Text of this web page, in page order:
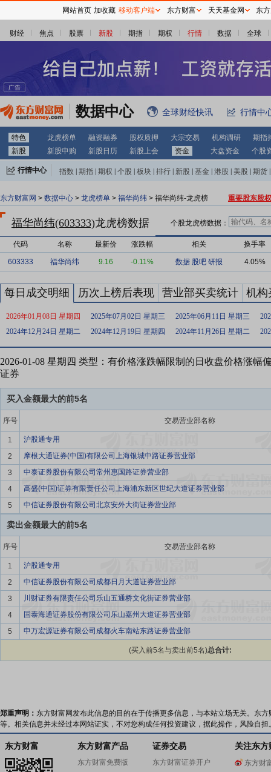
财经 焦点 股票 新股 期指 期权 行情 数据 全球
数据中心 全球财经快讯 行情中
特色 龙虎榜单 融资融券 股权质押 大宗交易 机构调研
期指
新股
新股申购 新股日历 新股上会 资金 大盘资金 个股
行情中心 指数 期指 期权 个股 板块 排行 新股 基金 港股 美股 期货
东方财富网 > 数据中心 > 龙虎榜单 > 福华尚纬 > 福华尚纬-龙虎榜 重要股东股
福华尚纬(603333)龙虎榜数据 个股龙虎榜数据：
代码 名称 最新价 涨跌幅 相关 换手率
603333 福华尚纬 9.16 -0.11% 数据 股吧 研报 4.05%
每日成交明细 历次上榜后表现 营业部买卖统计 机构
2026年01月08日 星期四 2025年07月02日 星期三 2025年06月11日 星期三
2024年12月24日 星期二
2024年12月19日 星期四 2024年11月26日 星期二
2026-01-08 星期四 类型：有价格涨跌幅限制的日收盘价格涨幅
证券
买入金额最大的前5名
序号 交易营业部名称
1
沪股通专用
2
摩根大通证券(中国)有限公司上海银城中路证券营业部
3
中泰证券股份有限公司常州惠国路证券营业部
4
高盛(中国)证券有限责任公司上海浦东新区世纪大道证券营业部
5
中信证券股份有限公司北京安外大街证券营业部
卖出金额最大的前5名
序号 交易营业部名称
1
沪股通专用
2
中信证券股份有限公司成都日月大道证券营业部
3
川财证券有限责任公司乐山五通桥文化街证券营业部
4
国泰海通证券股份有限公司乐山嘉州大道证券营业部
5
申万宏源证券有限公司成都火车南站东路证券营业部
(买入前5名与卖出前5名)总合计:
郑重声明： 东方财富网发布此信息的目的在于传播更多信息，与本站立场无关。东
等。相关信息并未经过本网站证实，不对您构成任何投资建议，据此操作，风险自担
网站首页 加收藏 移动客户端 东方财富 天天基金网 东